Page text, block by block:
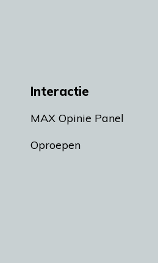
Interactie
MAX Opinie Panel
Oproepen